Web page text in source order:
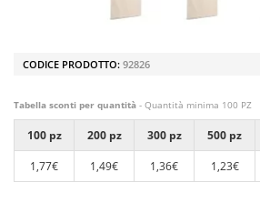
CODICE PRODOTTO: 92826
Tabella sconti per quantità - Quantità minima 100 PZ
100 pz 200 pz 300 pz 500 pz
1,77€
1,49€ 1,36€ 1,23€